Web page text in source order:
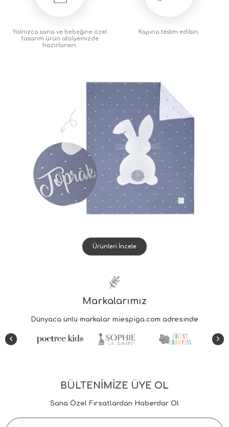
Yalnızca sana ve bebeğine özel
tasarım ürün atolyemizde
hazırlansın.
Kapına teslim edilsin.
Ürünleri İncele
Markalarımız
BÜLTENİMİZE ÜYE OL
Sana Özel Fırsatlardan Haberdar Ol